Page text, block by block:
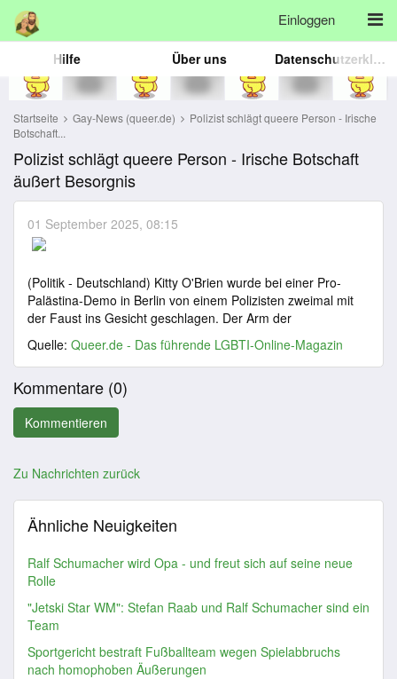
Einloggen
Hilfe Über uns Datenschutzerklärung
Startseite Gay-News (queer.de)
Polizist schlägt queere Person - Irische
Botschaft...
Polizist schlägt queere Person - Irische Botschaft
äußert Besorgnis
01 September 2025, 08:15
(Politik - Deutschland) Kitty O'Brien wurde bei einer Pro-
Palästina-Demo in Berlin von einem Polizisten zweimal mit
der Faust ins Gesicht geschlagen. Der Arm der
Quelle: Queer.de - Das führende LGBTI-Online-Magazin
Kommentare (0)
Zu Nachrichten zurück
Ähnliche Neuigkeiten
Ralf Schumacher wird Opa - und freut sich auf seine neue
Rolle
"Jetski Star WM": Stefan Raab und Ralf Schumacher sind ein
Team
Sportgericht bestraft Fußballteam wegen Spielabbruchs
nach homophoben Äußerungen